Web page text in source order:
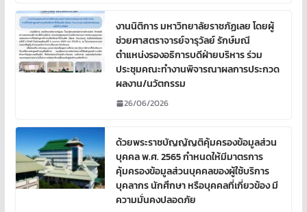
งานนิติการ มหาวิทยาลัยราชภัฏเลย โดยผู้
ช่วยศาสตราจารย์จารุวัลย์ รักษ์มณี
ตำแหน่งรองอธิการบดีฝ่ายบริหาร ร่วม
ประชุมคณะทำงานพิจารณาผลการประกวด
ผลงาน/นวัตกรรม
26/06/2026
ด้วยพระราชบัญญัญติคุ้มครองข้อมูลส่วน
บุคคล พ.ศ. 2565 กำหนดให้มีมาตรการ
คุ้มครองข้อมูลส่วนบุคคลของผู้ใช้บริการ
บุคลากร นักศึกษา หรือบุคคลที่เกี่ยวข้อง มี
ความมั่นคงปลอดภัย